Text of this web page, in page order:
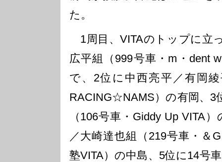
た。
1周目、VITAのトップに立
広平組（999号車・m・dent
で、2位に中西亮平／有岡
RACING☆NAMS）の有岡、3
（106号車・Giddy Up VITA
／大崎達也組（219号車・＆
塾VITA）の中島、5位に14号